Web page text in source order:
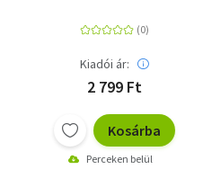
Kiadói ár:
2 799 Ft
Kosárba
Perceken belül